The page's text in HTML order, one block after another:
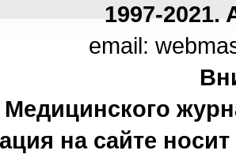
1997-2021.
email:
Медицинского
на сайте